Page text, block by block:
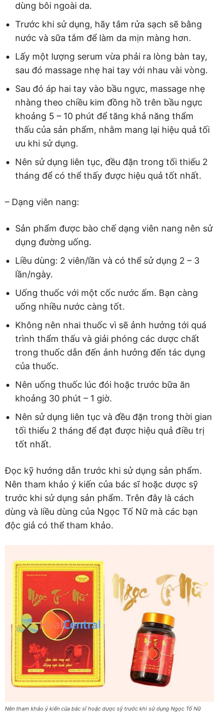
dùng bôi ngoài da.
Trước khi sử dụng, hãy tắm rửa sạch sẽ bằng
nước và sữa tắm để làm da mịn màng hơn.
Lấy một lượng serum vừa phải ra lòng bàn tay,
sau đó massage nhẹ hai tay với nhau vài vòng.
Sau đó áp hai tay vào bầu ngực, massage nhẹ
nhàng theo chiều kim đồng hồ trên bầu ngực
khoảng 5 – 10 phút để tăng khả năng thẩm
thấu của sản phẩm, nhằm mang lại hiệu quả tối
ưu khi sử dụng.
Nên sử dụng liên tục, đều đặn trong tối thiếu 2
tháng để có thể thấy được hiệu quả tốt nhất.
– Dạng viên nang:
Sản phẩm được bào chế dạng viên nang nên sử
dụng đường uống.
Liều dùng: 2 viên/lần và có thể sử dụng 2 – 3
lần/ngày.
Uống thuốc với một cốc nước ấm. Bạn càng
uống nhiều nước càng tốt.
Không nên nhai thuốc vì sẽ ảnh hưởng tới quá
trình thẩm thấu và giải phóng các dược chất
trong thuốc dẫn đến ảnh hưởng đến tác dụng
của thuốc.
Nên uống thuốc lúc đói hoặc trước bữa ăn
khoảng 30 phút – 1 giờ.
Nên sử dụng liên tục và đều đặn trong thời gian
tối thiểu 2 tháng để đạt được hiệu quả điều trị
tốt nhất.
Đọc kỹ hướng dẫn trước khi sử dụng sản phẩm.
Nên tham khảo ý kiến của bác sĩ hoặc dược sỹ
trước khi sử dụng sản phẩm. Trên đây là cách
dùng và liều dùng của Ngọc Tố Nữ mà các bạn
độc giả có thể tham khảo.
Nên tham khảo ý kiến của bác sĩ hoặc dược sỹ trước khi sử dụng Ngọc Tố Nữ